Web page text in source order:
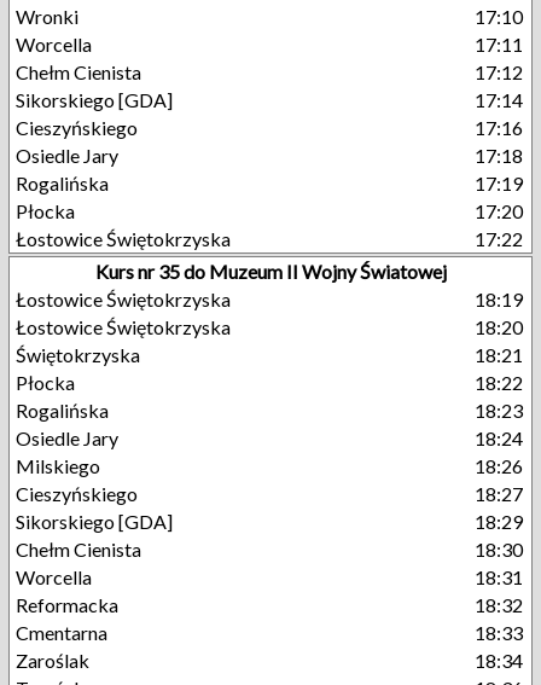
Wronki
17:10
Worcella
17:11
Chełm Cienista
17:12
Sikorskiego [GDA]
17:14
Cieszyńskiego
17:16
Osiedle Jary
17:18
Rogalińska
17:19
Płocka
17:20
Łostowice Świętokrzyska
17:22
Kurs nr 35 do Muzeum II Wojny Światowej
Łostowice Świętokrzyska
18:19
Łostowice Świętokrzyska
18:20
Świętokrzyska
18:21
Płocka
18:22
Rogalińska
18:23
Osiedle Jary
18:24
Milskiego
18:26
Cieszyńskiego
18:27
Sikorskiego [GDA]
18:29
Chełm Cienista
18:30
Worcella
18:31
Reformacka
18:32
Cmentarna
18:33
Zaroślak
18:34